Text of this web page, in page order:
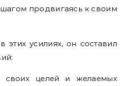
шагом продвигаясь к своим
этих усилиях, он составил
своих целей и желаемых